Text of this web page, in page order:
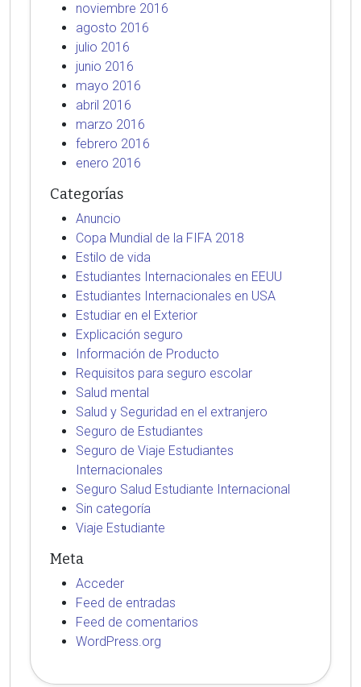
noviembre 2016
agosto 2016
julio 2016
junio 2016
mayo 2016
abril 2016
marzo 2016
febrero 2016
enero 2016
Categorías
Anuncio
Copa Mundial de la FIFA 2018
Estilo de vida
Estudiantes Internacionales en EEUU
Estudiantes Internacionales en USA
Estudiar en el Exterior
Explicación seguro
Información de Producto
Requisitos para seguro escolar
Salud mental
Salud y Seguridad en el extranjero
Seguro de Estudiantes
Seguro de Viaje Estudiantes
Internacionales
Seguro Salud Estudiante Internacional
Sin categoría
Viaje Estudiante
Meta
Acceder
Feed de entradas
Feed de comentarios
WordPress.org